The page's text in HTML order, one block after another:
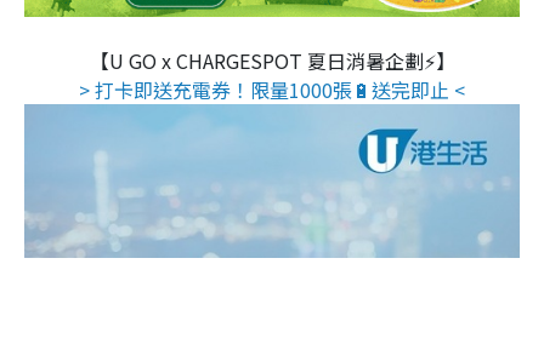
【U GO x CHARGESPOT 夏日消暑企劃⚡】
> 打卡即送充電券！限量1000張🔋送完即止 <